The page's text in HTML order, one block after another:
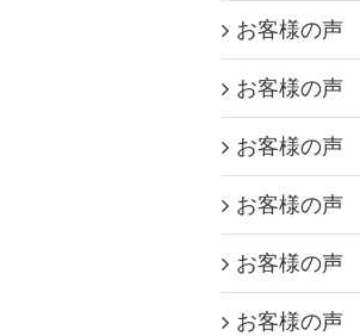
お客様の声
お客様の声
お客様の声
お客様の声
お客様の声
お客様の声